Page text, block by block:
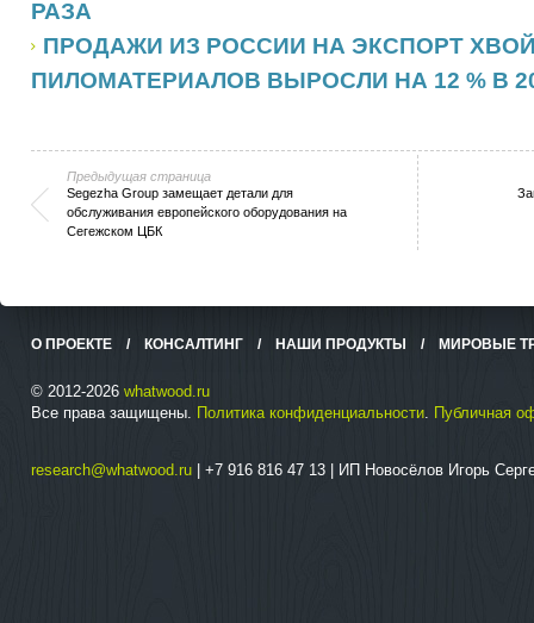
РАЗА
ПРОДАЖИ ИЗ РОССИИ НА ЭКСПОРТ
ПИЛОМАТЕРИАЛОВ ВЫРОСЛИ НА 12 % В
Предыдущая страница
Segezha Group замещает детали для
обслуживания европейского оборудования на
Сегежском ЦБК
О ПРОЕКТЕ / КОНСАЛТИНГ / НАШИ ПРОДУКТЫ / МИРОВЫЕ
© 2012-2026 whatwood.ru
Все права защищены. Политика конфиденциальности. Публичная
research@whatwood.ru | +7 916 816 47 13 | ИП Новосёлов Игорь